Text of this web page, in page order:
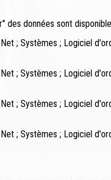
des données sont
; Systèmes ; Logiciel
; Systèmes ; Logiciel
; Systèmes ; Logiciel
; Systèmes ; Logiciel